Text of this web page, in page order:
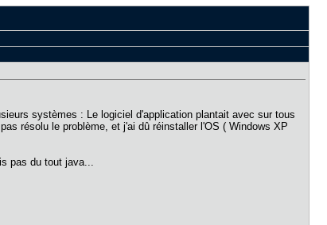
systèmes : Le logiciel d'application plantait avec sur tous
résolu le problème, et j'ai dû réinstaller l'OS ( Windows XP
pas du tout java...